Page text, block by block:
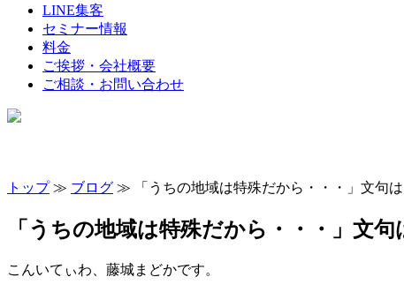
LINE集客
セミナー情報
料金
ご挨拶・会社概要
ご相談・お問い合わせ
トップ≫ ブログ ≫ 「うちの地域は特殊だから・・・」文句は
「うちの地域は特殊だから・・・」文
こんいてぃわ、藤城まどかです。